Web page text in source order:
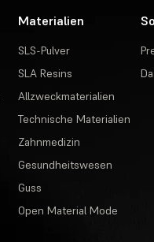
Materialien
SLS-Pulver
SLA Resins
Allzweckmaterialien
Technische Materialien
Zahnmedizin
Gesundheitswesen
Guss
Open Material Mode